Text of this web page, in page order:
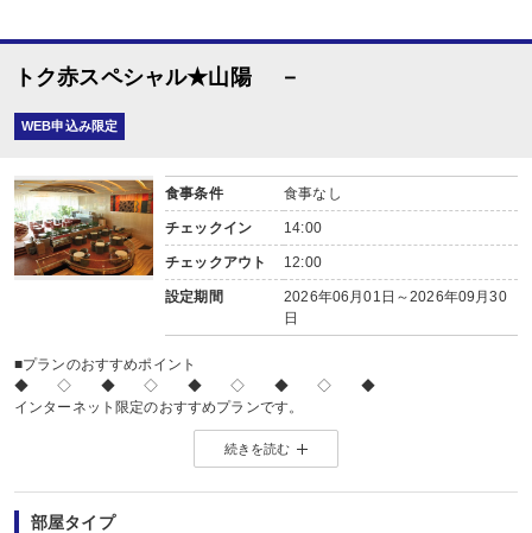
トク赤スペシャル★山陽 －
WEB申込み限定
食事条件 食事なし
チェックイン 14:00
チェックアウト 12:00
設定期間
2026年06月01日～2026年09月30
日
■プランのおすすめポイント
◆ ◇ ◆ ◇ ◆ ◇ ◆ ◇ ◆
インターネット限定のおすすめプランです。
※店頭・電話・メールでのお問合せや申込みは出来ません。
◆ ◇ ◆ ◇ ◆ ◇ ◆ ◇ ◆
続きを読む
部屋タイプ